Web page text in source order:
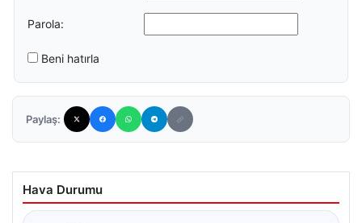
Parola:
Beni hatırla
Paylaş:
Hava Durumu